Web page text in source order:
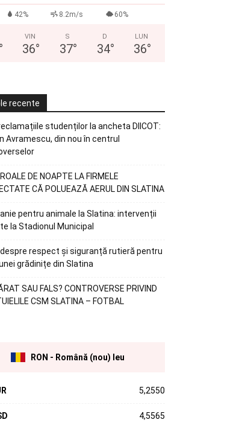
42% 8.2m/s 60%
°
VIN
36°
S
37°
D
34°
LUN
36°
recente
studenților la ancheta DIICOT:
Avramescu, din nou în centrul
DE NOAPTE LA FIRMELE
CĂ POLUEAZĂ AERUL DIN SLATINA
pentru animale la Slatina: intervenții
la Stadionul Municipal
respect și siguranță rutieră pentru
grădinițe din Slatina
SAU FALS? CONTROVERSE PRIVIND
CSM SLATINA – FOTBAL
RON - Română (nou) leu
5,2550
4,5565